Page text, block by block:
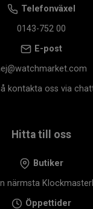
Telefonväxel
0143-752 00
E-post
kontakta oss via
Hitta till oss
Butiker
närmsta
Öppettider